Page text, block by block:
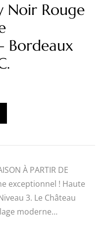
Noir Rouge
Bordeaux
À PARTIR DE
exceptionnel ! Haute
3. Le Château
moderne…